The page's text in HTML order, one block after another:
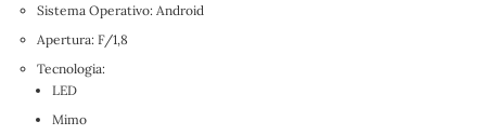
Sistema Operativo: Android
Apertura: F/1,8
Tecnologia:
LED
Mimo